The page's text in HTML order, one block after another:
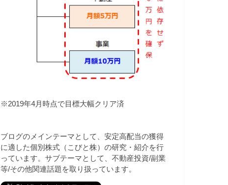
※2019年4月時点で目標大幅クリア済
ブログのメインテーマとして、安定高配当の獲得
に適した個別株式（こびと株）の研究・紹介を行
っています。サブテーマとして、不動産投資/副業
等/その他関連話題を取り扱っています。